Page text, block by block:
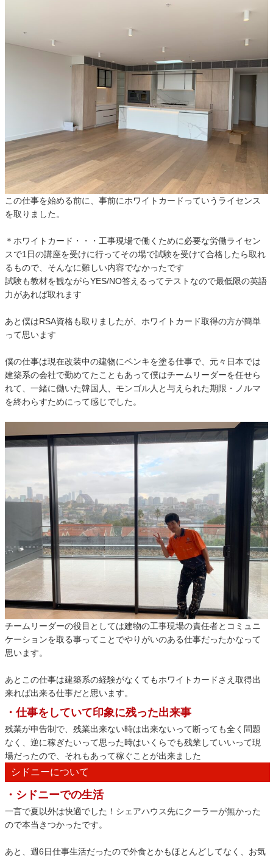
この仕事を始める前に、事前にホワイトカードっていうライセンス
を取りました。
＊ホワイトカード・・・工事現場で働くために必要な労働ライセン
スで1日の講座を受けに行ってその場で試験を受けて合格したら取れ
るもので、そんなに難しい内容でなかったです
試験も教材を観ながらYES/NO答えるってテストなので最低限の英語
力があれば取れます
あと僕はRSA資格も取りましたが、ホワイトカード取得の方が簡単
って思います
僕の仕事は現在改装中の建物にペンキを塗る仕事で、元々日本では
建築系の会社で勤めてたこともあって僕はチームリーダーを任せら
れて、一緒に働いた韓国人、モンゴル人と与えられた期限・ノルマ
を終わらすためにって感じでした。
チームリーダーの役目としては建物の工事現場の責任者とコミュニ
ケーションを取る事ってことでやりがいのある仕事だったかなって
思います。
あとこの仕事は建築系の経験がなくてもホワイトカードさえ取得出
来れば出来る仕事だと思います。
・仕事をしていて印象に残った出来事
残業が申告制で、残業出来ない時は出来ないって断っても全く問題
なく、逆に稼ぎたいって思った時はいくらでも残業していいって現
場だったので、それもあって稼ぐことが出来ました
シドニーについて
・シドニーでの生活
一言で夏以外は快適でした！シェアハウス先にクーラーが無かった
ので本当きつかったです。
あと、週6日仕事生活だったので外食とかもほとんどしてなく、お気